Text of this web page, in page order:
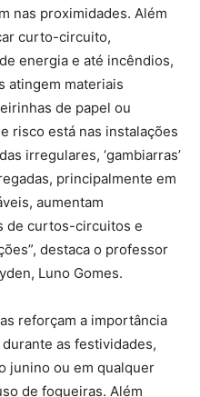
nas proximidades. Além
curto-circuito,
energia e até incêndios,
atingem materiais
de papel ou
risco está nas instalações
irregulares, ‘gambiarras’
principalmente em
aumentam
de curtos-circuitos e
destaca o professor
Luno Gomes.
reforçam a importância
as festividades,
junino ou em qualquer
de fogueiras. Além